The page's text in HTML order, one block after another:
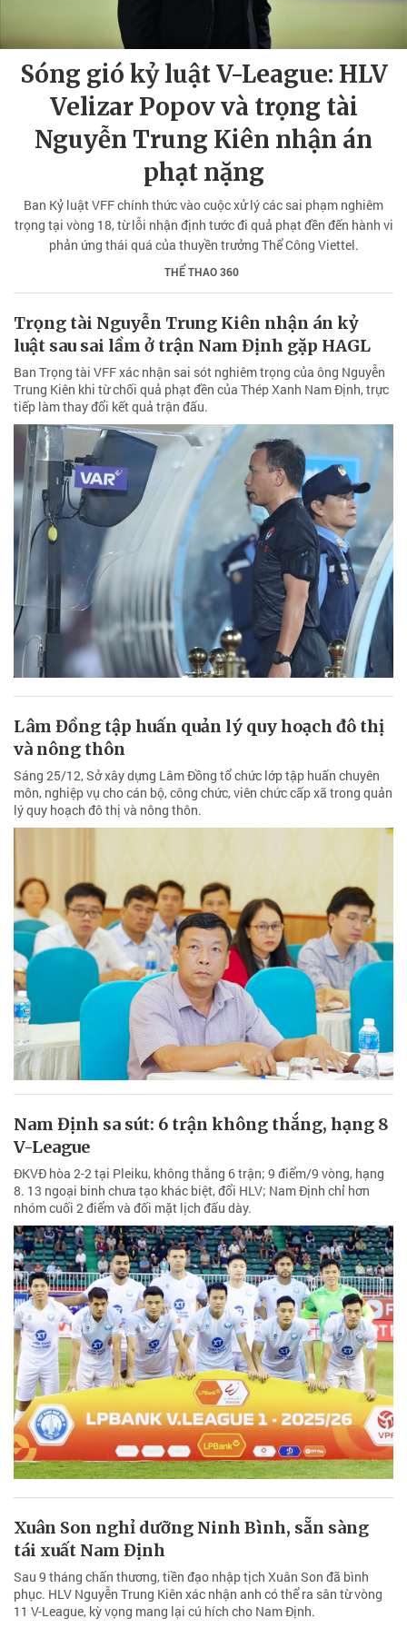
Sóng gió kỷ luật V-League: HLV
Velizar Popov và trọng tài
Nguyễn Trung Kiên nhận án
phạt nặng
Ban Kỷ luật VFF chính thức vào cuộc xử lý các sai phạm nghiêm
trọng tại vòng 18, từ lỗi nhận định tước đi quả phạt đền đến hành vi
phản ứng thái quá của thuyền trưởng Thể Công Viettel.
THỂ THAO 360
Trọng tài Nguyễn Trung Kiên nhận án kỷ
luật sau sai lầm ở trận Nam Định gặp HAGL
Ban Trọng tài VFF xác nhận sai sót nghiêm trọng của ông Nguyễn
Trung Kiên khi từ chối quả phạt đền của Thép Xanh Nam Định, trực
tiếp làm thay đổi kết quả trận đấu.
Lâm Đồng tập huấn quản lý quy hoạch đô thị
và nông thôn
Sáng 25/12, Sở xây dựng Lâm Đồng tổ chức lớp tập huấn chuyên
môn, nghiệp vụ cho cán bộ, công chức, viên chức cấp xã trong quản
lý quy hoạch đô thị và nông thôn.
Nam Định sa sút: 6 trận không thắng, hạng 8
V-League
ĐKVĐ hòa 2-2 tại Pleiku, không thắng 6 trận; 9 điểm/9 vòng, hạng
8. 13 ngoại binh chưa tạo khác biệt, đổi HLV; Nam Định chỉ hơn
nhóm cuối 2 điểm và đối mặt lịch đấu dày.
Xuân Son nghỉ dưỡng Ninh Bình, sẵn sàng
tái xuất Nam Định
Sau 9 tháng chấn thương, tiền đạo nhập tịch Xuân Son đã bình
phục. HLV Nguyễn Trung Kiên xác nhận anh có thể ra sân từ vòng
11 V-League, kỳ vọng mang lại cú hích cho Nam Định.